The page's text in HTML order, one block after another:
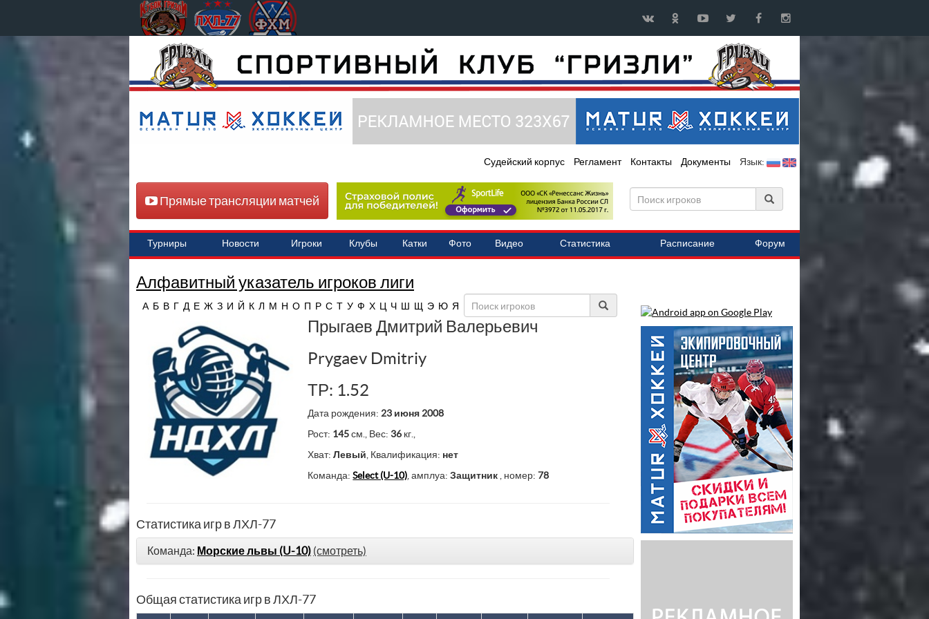
Судейский корпус Регламент Контакты Документы Язык:
Прямые трансляции матчей
Турниры Новости Игроки Клубы Катки Фото Видео Статистика Расписание Форум
Алфавитный указатель игроков лиги
А Б В Г Д Е Ж З И Й К Л М Н О П Р С Т У Ф Х Ц Ч Ш Щ Э Ю Я
Прыгаев Дмитрий Валерьевич
Prygaev Dmitriy
ТР: 1.52
Дата рождения: 23 июня 2008
Рост: 145см., Вес: 36 кг.,
Хват:Левый , Квалификация: нет
Команда:Select (U-10) , амплуа:Защитник , номер:78
Статистика игр в ЛХЛ-77
Команда: Морские львы (U-10) (смотреть)
Общая статистика игр в ЛХЛ-77